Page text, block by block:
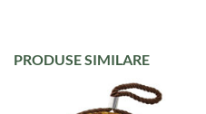
PRODUSE SIMILARE